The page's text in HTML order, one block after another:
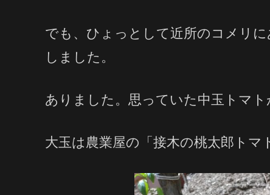
でも、ひょっとして近所のコメリ
しました。
ありました。思っていた中玉トマト
大玉は農業屋の「接木の桃太郎トマ